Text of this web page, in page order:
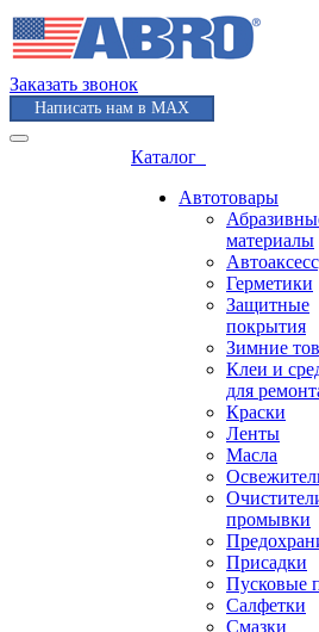
Заказать звонок
Написать нам в MAX
Каталог
Автотовары
материалы
Герметики
Защитные
покрытия
Зимние
Клеи и
для
Краски
Ленты
Масла
промывки
Присадки
Пусковые
Салфетки
Смазки